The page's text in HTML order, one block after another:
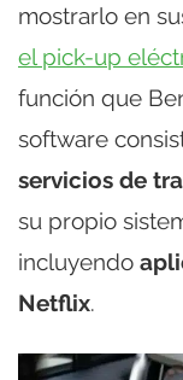
mostrarlo en
el pick-up
función que
software
servicios de
su propio
incluyendo
Netflix.